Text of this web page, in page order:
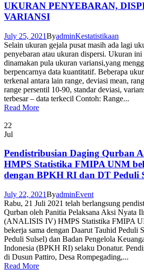
UKURAN PENYEBARAN,
VARIANSI
July 25, 2021ByadminKestatistikaan
Selain ukuran gejala pusat masih ada lagi
penyebaran atau ukuran dispersi. Ukuran
dinamakan pula ukuran variansi,yang
berpencarnya data kuantitatif. Beberapa
terkenal antara lain range, deviasi mean,
range persentil 10-90, standar deviasi,
terbesar – data terkecil Contoh: Range...
Read More
22
Jul
Pendistribusian Daging Qurban
HMPS Statistika FMIPA UNM
dengan BPKH RI dan DT Peduli
July 22, 2021ByadminEvent
Rabu, 21 Juli 2021 telah berlangsung
Qurban oleh Panitia Pelaksana Aksi Nyata
(ANALISIS IV) HMPS Statistika FMIPA
bekerja sama dengan Daarut Tauhid Peduli
Peduli Sulsel) dan Badan Pengelola
Indonesia (BPKH RI) selaku Donatur.
di Dusun Pattiro, Desa Rompegading,...
Read More